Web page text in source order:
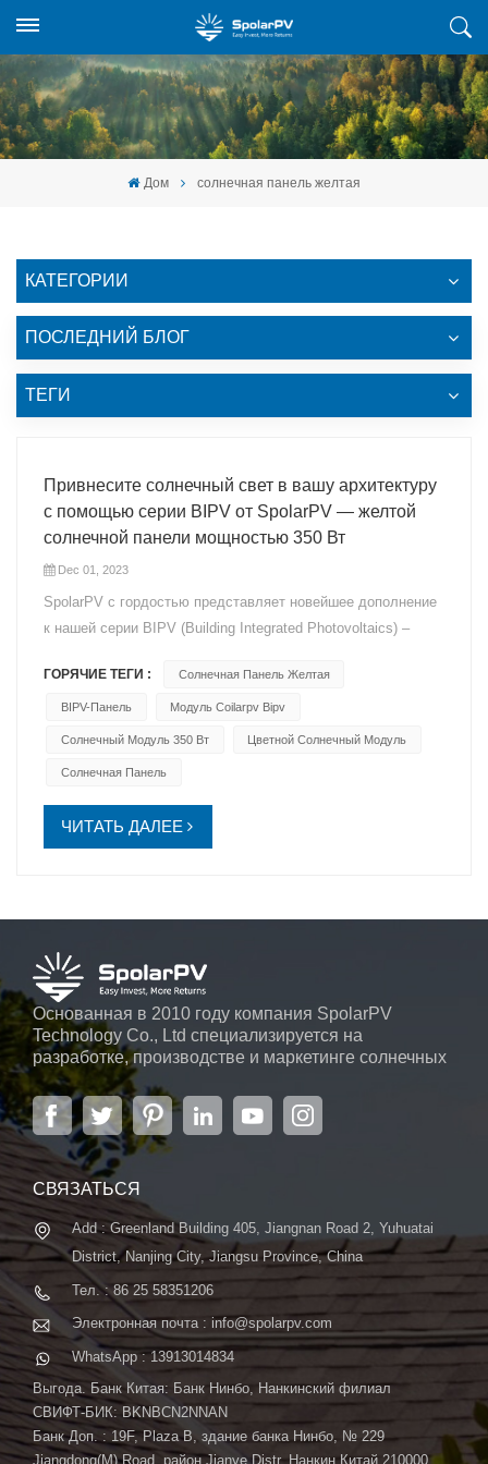
Дом солнечная панель желтая
КАТЕГОРИИ
ПОСЛЕДНИЙ БЛОГ
ТЕГИ
Привнесите солнечный свет в вашу архитектуру
с помощью серии BIPV от SpolarPV — желтой
солнечной панели мощностью 350 Вт
Dec 01, 2023
SpolarPV с гордостью представляет новейшее дополнение
к нашей серии BIPV (Building Integrated Photovoltaics) –
чем просто солнечная панель, это солнечный свет,
органично интегрированный в ваше архитектурное
видение. Ключевая особенность: Мощность излучения 350
функциональности в архитектурных проектах. Передовая
солнечного света. Желтые солнечные элементы размером
108 x 182 мм. Желтый цвет, состоящий из 108 солнечных
элементов, каждый размером 182 мм, не только
привлекает внимание, но и вписывается в эстетику
дизайна. Яркая желтая эстетика: смелый выбор желтого
цвета добавляет яркости вашей архитектуре, превращая
солнечные панели в неотъемлемую часть визуальной
привлекательности. Высокая эффективность
преобразования: с эффективностью преобразования
17,92% эта панель сочетает в себе эстетику и
эффективность для мощного солнечного
решения. Антибликовое покрытие: антибликовое покрытие
улучшает поглощение света, обеспечивая оптимальную
производительность даже в сложных условиях
освещения. Высокая стойкость к механическим нагрузкам.
Эта панель, рассчитанная на долговечность, может
выдерживать высокие механические нагрузки, обеспечивая
долговечность в различных условиях окружающей
среды. Почему стоит выбрать желтую солнечную панель
ГОРЯЧИЕ ТЕГИ : Солнечная Панель Желтая
BIPV-Панель Модуль Coilarpv Bipv
Солнечный Модуль 350 Вт Цветной Солнечный Модуль
Солнечная Панель
ЧИТАТЬ ДАЛЕЕ
Основанная в 2010 году компания SpolarPV
Technology Co., Ltd специализируется на
разработке, производстве и маркетинге солнечных
элементов, солнечных модулей и солнечных
энергетических систем. Компания, расположенная
в Нанкине, столице провинции Цзянсу, на площади
6000 м2, может похвастаться передовой
автоматической системой ...
СВЯЗАТЬСЯ
Add : Greenland Building 405, Jiangnan Road 2, Yuhuatai
District, Nanjing City, Jiangsu Province, China
Тел. : 86 25 58351206
Электронная почта : info@spolarpv.com
WhatsApp : 13913014834
Выгода. Банк Китая: Банк Нинбо, Нанкинский филиал
СВИФТ-БИК: BKNBCN2NNAN
Банк Доп. : 19F, Plaza B, здание банка Нинбо, № 229
Jiangdong(M) Road, район Jianye Distr. Нанкин Китай 210000